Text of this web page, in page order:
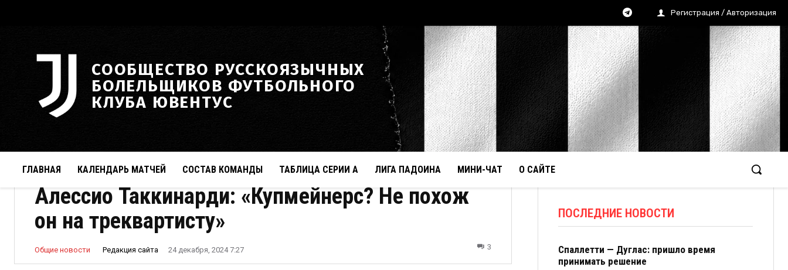
Регистрация / Авторизация
СООБЩЕСТВО РУССКОЯЗЫЧНЫХ
БОЛЕЛЬЩИКОВ ФУТБОЛЬНОГО
КЛУБА ЮВЕНТУС
ГЛАВНАЯ КАЛЕНДАРЬ МАТЧЕЙ СОСТАВ КОМАНДЫ ТАБЛИЦА СЕРИИ А ЛИГА ПАДОИНА МИНИ-ЧАТ О САЙТЕ
Алессио Таккинарди: «Купмейнерс? Не похож
он на треквартисту»
Общие новости Редакция сайта 24 декабря, 2024 7:27 3
ПОСЛЕДНИЕ НОВОСТИ
Спаллетти — Дуглас: пришло время
принимать решение